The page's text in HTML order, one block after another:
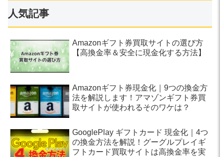
人気記事
Amazonギフト券買取サイトの選び方
【高換金率＆安全に現金化する方法】
Amazonギフト券現金化｜9つの換金方
法を解説します！アマゾンギフト券買
取サイトが使われるそのワケは？
GooglePlay ギフトカード 現金化｜4つ
の換金方法を解説！グーグルプレイギ
フトカード買取サイトは高換金率を実